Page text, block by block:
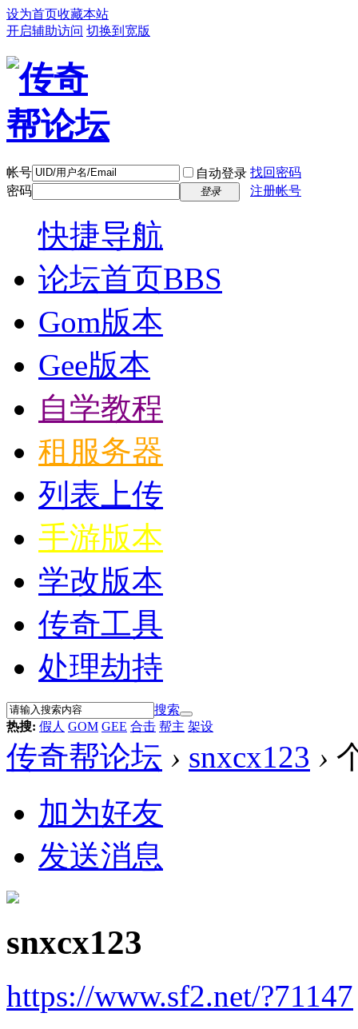
设为首页收藏本站
开启辅助访问 切换到宽版
帐号 自动登录 找回密码
密码
登录 注册帐号
快捷导航
论坛首页BBS
Gom版本
Gee版本
自学教程
租服务器
列表上传
手游版本
学改版本
传奇工具
处理劫持
搜索
热搜: 假人 GOM GEE 合击 帮主 架设
传奇帮论坛 › snxcx123 ›
加为好友
发送消息
snxcx123
https://www.sf2.net/?71147